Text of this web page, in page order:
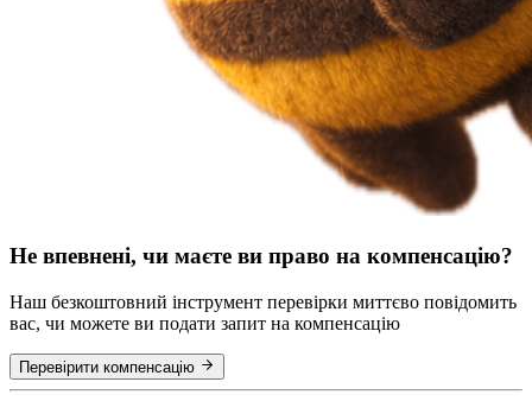
Не впевнені, чи маєте ви право на компенсацію?
Наш безкоштовний інструмент перевірки миттєво повідомить
вас, чи можете ви подати запит на компенсацію
Перевірити компенсацію